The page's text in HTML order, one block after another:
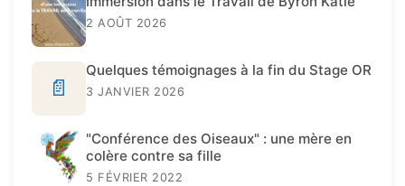
2 AOÛT 2026
📄
Quelques témoignages à la fin du Stage OR
3 JANVIER 2026
"Conférence des Oiseaux" : une mère en
colère contre sa fille
5 FÉVRIER 2022